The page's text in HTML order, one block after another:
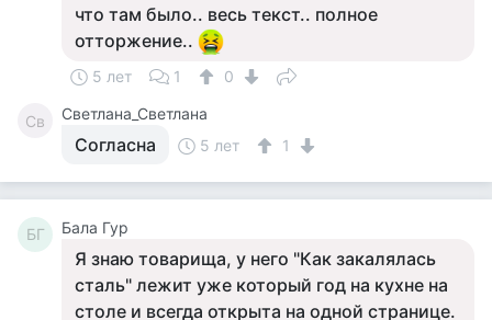
что там было.. весь текст.. полное
отторжение..
5 лет 1 0
Св Светлана_Светлана
Согласна 5 лет 1
БГ Бала Гур
Я знаю товарища, у него "Как закалялась
сталь" лежит уже который год на кухне на
столе и всегда открыта на одной странице.